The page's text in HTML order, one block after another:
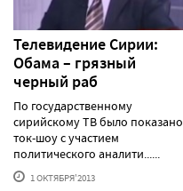
Телевидение Сирии:
Обама – грязный
черный раб
По государственному
сирийскому ТВ было показано
ток-шоу с участием
политического аналити......
1 ОКТЯБРЯ'2013